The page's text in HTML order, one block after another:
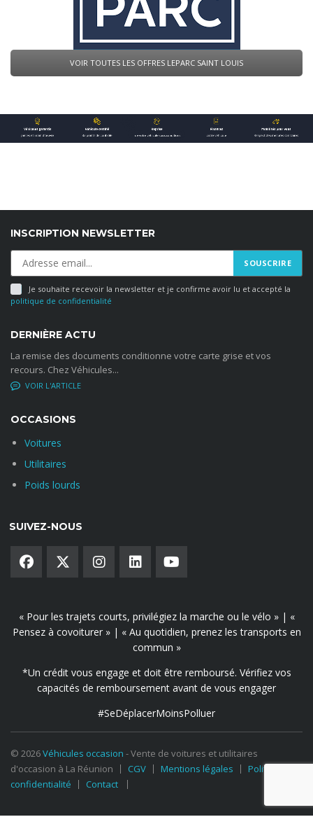
VOIR TOUTES LES OFFRES LEPARC SAINT LOUIS
Décès
Perte Totale et Irréversible d’Autonomie
ET prend en charge vos mensualités(1) en cas de :
Incapacité Temporaire Totale de Travail suite à une
(1) Selon les conditions et limites de garantie disponibles sur simple
Les garanties prennent effet après un délai de carence de 180jours,
disponible sur simple demande
(1) Selon les conditions et limites de garantie disponibles sur simple
INSCRIPTION NEWSLETTER
Je souhaite recevoir la newsletter et je confirme avoir lu et accepté la
politique de confidentialité
DERNIÈRE ACTU
La remise des documents conditionne votre carte grise et vos
recours. Chez Véhicules...
NO COMMENTS
OCCASIONS
Voitures
Utilitaires
Poids lourds
SUIVEZ-NOUS
« Pour les trajets courts, privilégiez la marche ou le vélo » | «
Pensez à covoiturer » | « Au quotidien, prenez les transports en
commun »
*Un crédit vous engage et doit être remboursé. Vérifiez vos
capacités de remboursement avant de vous engager
#SeDéplacerMoinsPolluer
© 2026Véhicules occasion - Vente de voitures et utilitaires
d'occasion à La Réunion
CGV Mentions légales
Politique de
confidentialité
Contact